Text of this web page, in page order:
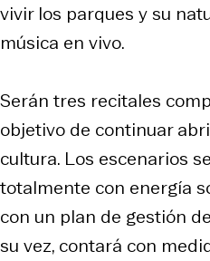
vivir los parques y su
música en vivo.
Serán tres recitales
objetivo de continuar
cultura. Los escenarios
totalmente con energía
con un plan de gestión
su vez, contará con